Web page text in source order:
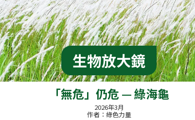
生物放大鏡
「無危」仍危 — 綠海龜
2026年3月
作者：綠色力量